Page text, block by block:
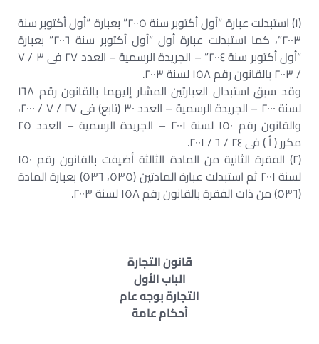
(١) استبدلت عبارة “أول أكتوبر سنة ٢٠٠٥” بعبارة “أول أكتوبر سنة
٢٠٠٣”، كما استبدلت عبارة أول “أول أكتوبر سنة ٢٠٠٦” بعبارة
“أول أكتوبر سنة ٢٠٠٤” – الجريدة الرسمية – العدد ٢٧ فى ٣ / ٧
/ ٢٠٠٣ بالقانون رقم ١٥٨ لسنة ٢٠٠٣.
وقد سبق استبدال العبارتين المشار إليهما بالقانون رقم ١٦٨
لسنة ٢٠٠٠ – الجريدة الرسمية – العدد ٣٠ (تابع) فى ٢٧ / ٧ / ٢٠٠٠،
والقانون رقم ١٥٠ لسنة ٢٠٠١ – الجريدة الرسمية – العدد ٢٥
مكرر ( أ ) فى ٢٤ / ٦ / ٢٠٠١.
(٢) الفقرة الثانية من المادة الثالثة أضيفت بالقانون رقم ١٥٠
لسنة ٢٠٠١ ثم استبدلت عبارة المادتين (٥٣٥، ٥٣٦) بعبارة المادة
(٥٣٦) من ذات الفقرة بالقانون رقم ١٥٨ لسنة ٢٠٠٣.
قانون التجارة
الباب الأول
التجارة بوجه عام
أحكام عامة